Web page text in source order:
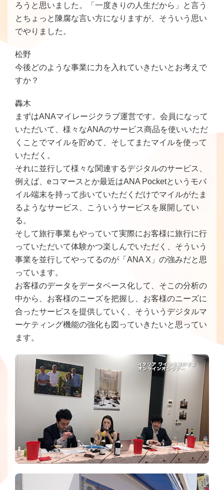
ろうと思いました。「一度きりの人生だから」と言う
とちょっと陳腐な言い方になりますが、そういう思い
でやりました。
松野
今後どのような事業に力を入れていきたいとお考えで
すか？
轟木
まずはANAマイレージクラブ運営です。会員になって
いただいて、様々なANAのサービス商品を使いいただ
くことでマイルを貯めて、そしてまたマイルを使って
いただく。
それに並行して様々な関連するデジタルのサービス、
例えば、eコマースとか最近はANA Pocketというモバ
イル端末を持って歩いていただくだけでマイルがたま
るようなサービス、こういうサービスを展開してい
る。
そして旅行事業もやっていて実際にお客様に旅行に行
っていただいて体験かつ楽しんでいただく、そういう
事業を並行してやってるのが「ANA X」の強みだと思
っています。
お客様のデータをデータベース化して、そこの分析の
中から、お客様のニーズを把握し、お客様のニーズに
合ったサービスを提供していく、そういうデジタルマ
ーケティング機能の強化も図っていきたいと思ってい
ます。